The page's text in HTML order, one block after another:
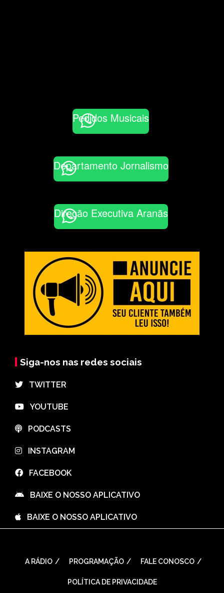
Pedidos Musicais
Departamento Jornalismo
Direção Executiva Aranãs
Siga-nos nas redes sociais
⠀TWITTER
⠀YOUTUBE
⠀PODCASTS
⠀INSTAGRAM
⠀FACEBOOK
⠀BAIXE O NOSSO APLICATIVO
⠀BAIXE O NOSSO APLICATIVO
A RÁDIO PROGRAMAÇÃO FALE CONOSCO
POLÍTICA DE PRIVACIDADE